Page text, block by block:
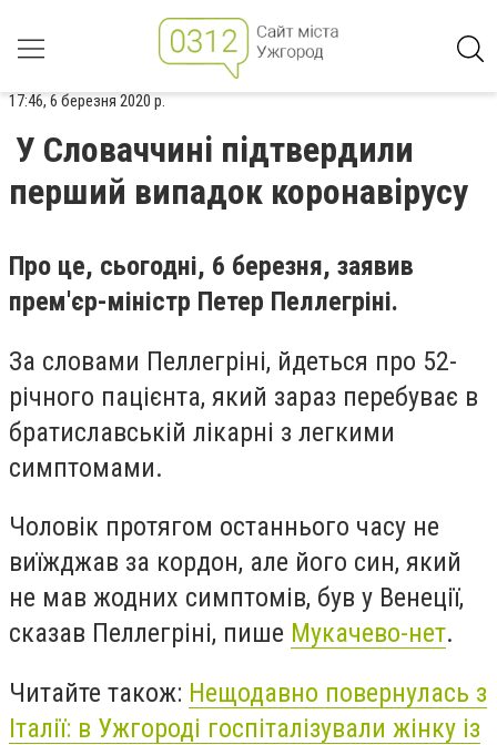
17:46, 6 березня 2020 р.
У Словаччині підтвердили
перший випадок коронавірусу
Про це, сьогодні, 6 березня, заявив
прем'єр-міністр Петер Пеллегріні.
За словами Пеллегріні, йдеться про 52-
річного пацієнта, який зараз перебуває в
братиславській лікарні з легкими
симптомами.
Чоловік протягом останнього часу не
виїжджав за кордон, але його син, який
не мав жодних симптомів, був у Венеції,
сказав Пеллегріні, пише Мукачево-нет.
Читайте також: Нещодавно повернулась з
Італії: в Ужгороді госпіталізували жінку із